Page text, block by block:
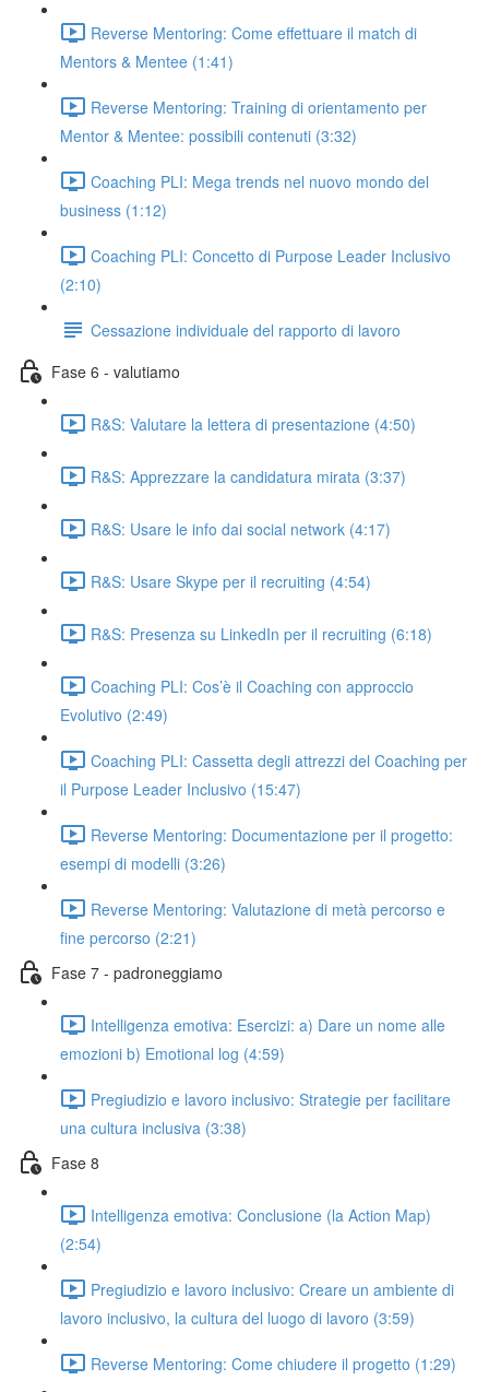
Reverse Mentoring: Come effettuare il match di
Mentors & Mentee (1:41)
Reverse Mentoring: Training di orientamento per
Mentor & Mentee: possibili contenuti (3:32)
Coaching PLI: Mega trends nel nuovo mondo del
business (1:12)
Coaching PLI: Concetto di Purpose Leader Inclusivo
(2:10)
Cessazione individuale del rapporto di lavoro
Fase 6 - valutiamo
R&S: Valutare la lettera di presentazione (4:50)
R&S: Apprezzare la candidatura mirata (3:37)
R&S: Usare le info dai social network (4:17)
R&S: Usare Skype per il recruiting (4:54)
R&S: Presenza su LinkedIn per il recruiting (6:18)
Coaching PLI: Cos’è il Coaching con approccio
Evolutivo (2:49)
Coaching PLI: Cassetta degli attrezzi del Coaching per
il Purpose Leader Inclusivo (15:47)
Reverse Mentoring: Documentazione per il progetto:
esempi di modelli (3:26)
Reverse Mentoring: Valutazione di metà percorso e
fine percorso (2:21)
Fase 7 - padroneggiamo
Intelligenza emotiva: Esercizi: a) Dare un nome alle
emozioni b) Emotional log (4:59)
Pregiudizio e lavoro inclusivo: Strategie per facilitare
una cultura inclusiva (3:38)
Fase 8
Intelligenza emotiva: Conclusione (la Action Map)
(2:54)
Pregiudizio e lavoro inclusivo: Creare un ambiente di
lavoro inclusivo, la cultura del luogo di lavoro (3:59)
Reverse Mentoring: Come chiudere il progetto (1:29)